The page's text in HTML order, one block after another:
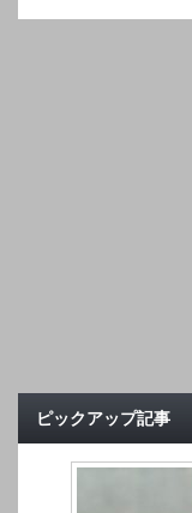
ピックアップ記事